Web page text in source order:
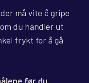
må vite å gripe
du handler ut
frykt for å gå
før du